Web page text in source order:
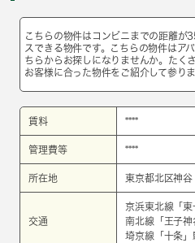
こちらの物件はコンビニまでの距離が
スできる物件です。こちらの物件はア
ちらからお探しになりませんか。たく
お客様に合った物件をご紹介して参りま
賃料 ****
管理費等 ****
所在地 東京都北区神
交通
京浜東北線 「東
南北線 「 王子神
埼京線 「 十条